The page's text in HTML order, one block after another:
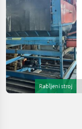
Rabljeni stroj